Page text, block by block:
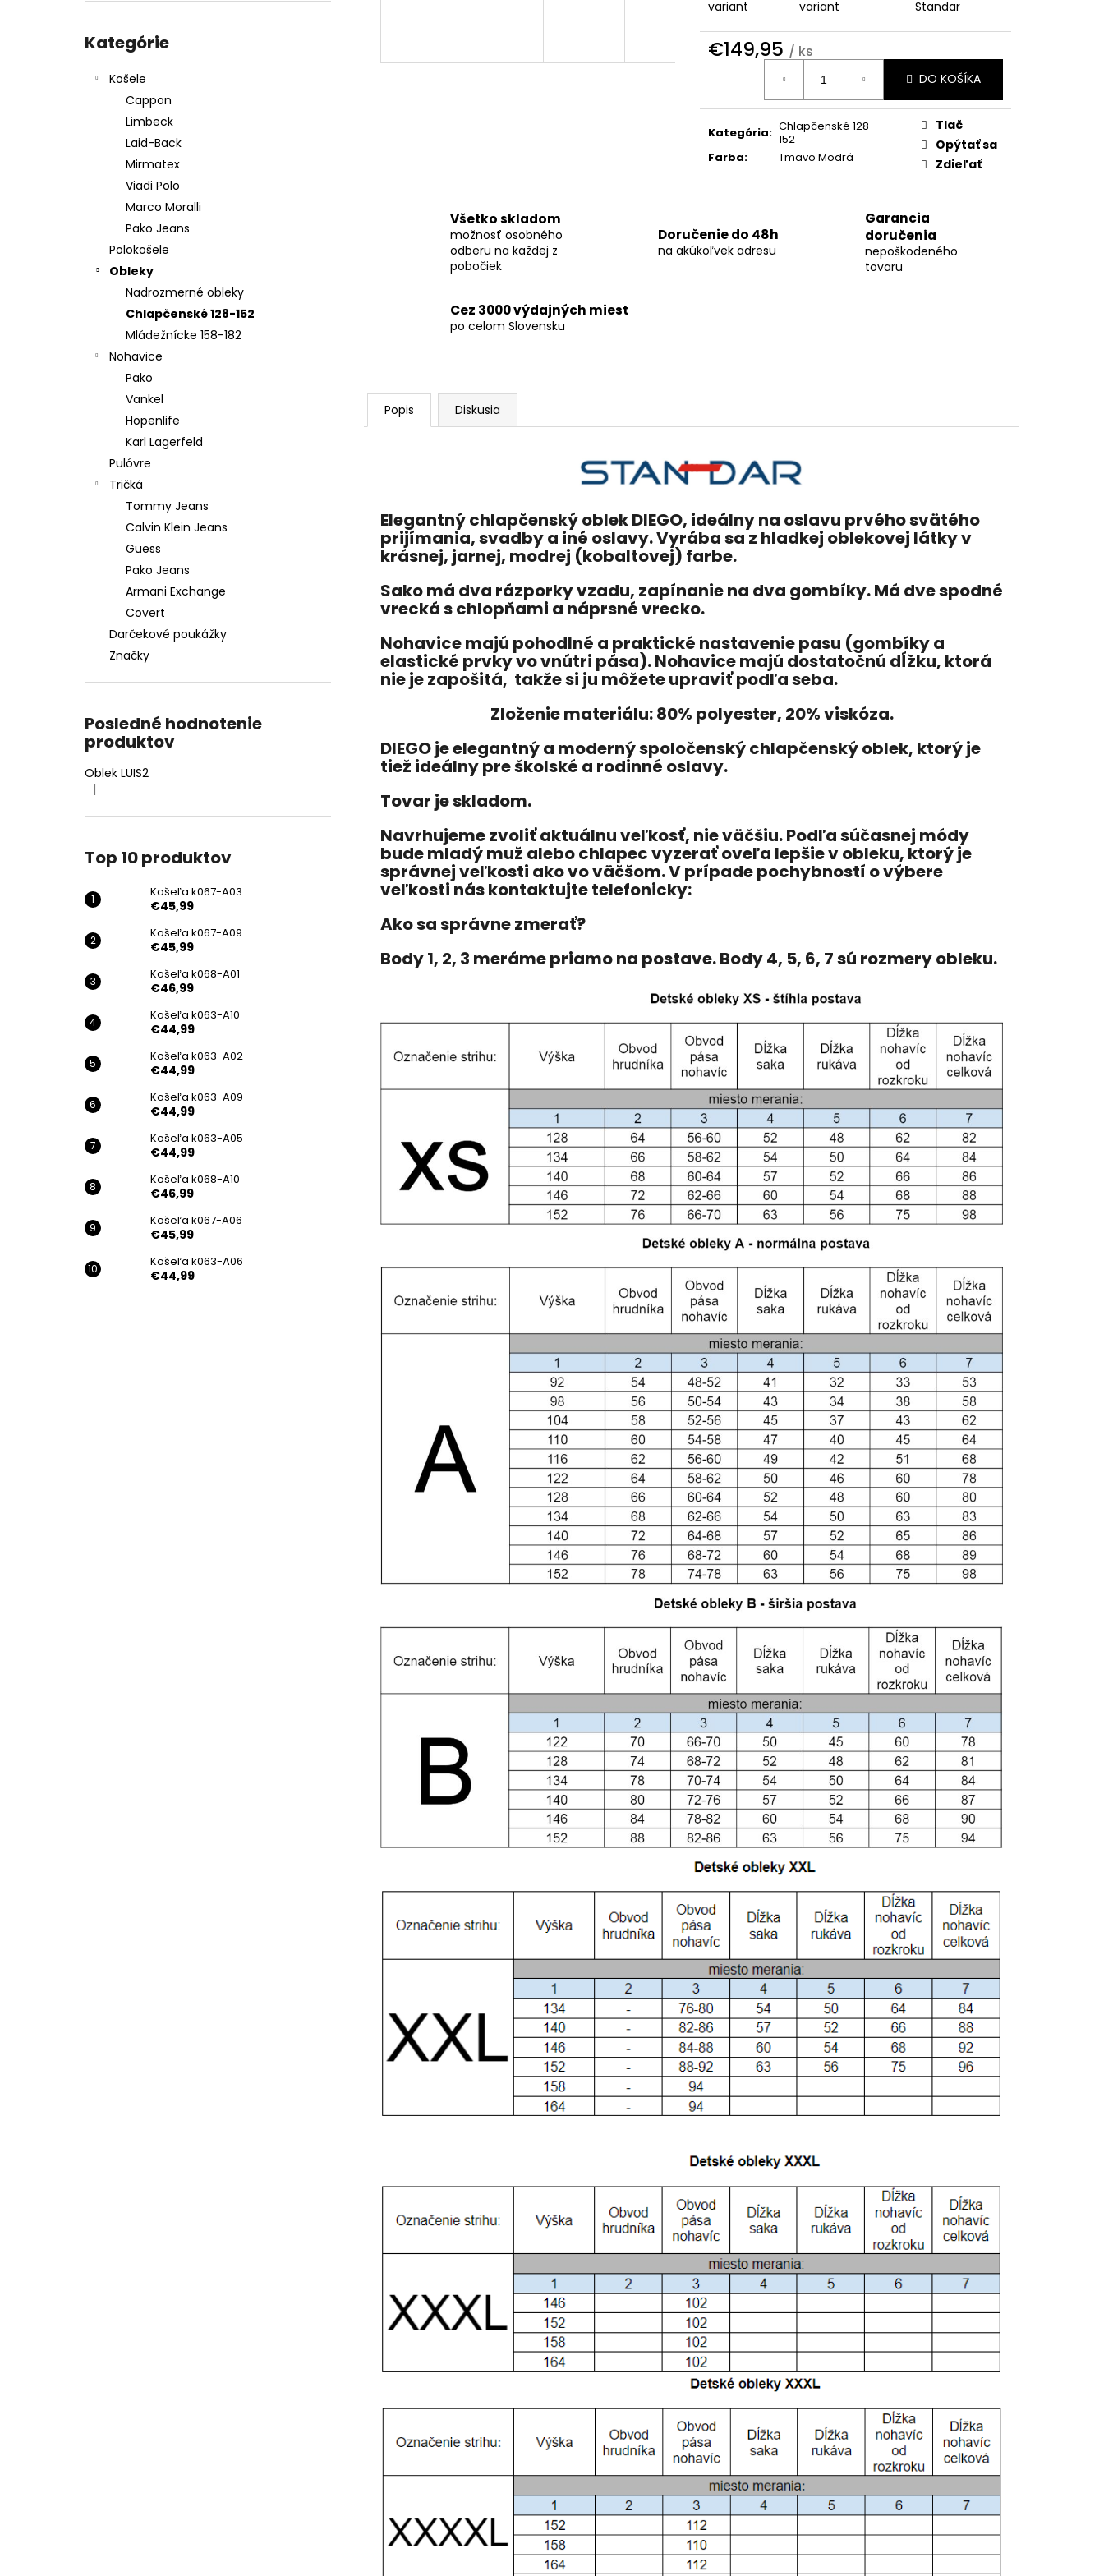
kategórie
Kategórie
Košele
Cappon
Limbeck
Laid-Back
Mirmatex
Viadi Polo
Marco Moralli
Pako Jeans
Polokošele
Obleky
Nadrozmerné obleky
Chlapčenské 128-152
Mládežnícke 158-182
Nohavice
Pako
Vankel
Hopenlife
Karl Lagerfeld
Pulóvre
Tričká
Tommy Jeans
Calvin Klein Jeans
Guess
Pako Jeans
Armani Exchange
Covert
Darčekové poukážky
Značky
Posledné hodnotenie
produktov
Oblek LUIS2
Hodnotenie produktu je 4 z 5 hviezdičiek.
|
Top 10 produktov
Košeľa k067-A03
€45,99
Košeľa k067-A09
€45,99
Košeľa k068-A01
€46,99
Košeľa k063-A10
€44,99
Košeľa k063-A02
€44,99
Košeľa k063-A09
€44,99
Košeľa k063-A05
€44,99
Košeľa k068-A10
€46,99
Košeľa k067-A06
€45,99
Košeľa k063-A06
€44,99
variant
variant
Standar
€149,95 / ks
Jednotková
DO KOŠÍKA
Kategória: Chlapčenské 128-
152
Farba: Tmavo Modrá
Tlač
Opýtať sa
Zdieľať
Všetko skladom
možnosť osobného
odberu na každej z
pobočiek
Doručenie do 48h
na akúkoľvek adresu
Garancia
doručenia
nepoškodeného
tovaru
Cez 3000 výdajných miest
po celom Slovensku
Popis Diskusia
Elegantný chlapčenský oblekDIEGO, ideálny na oslavu prvého svätého
prijímania, svadby a iné oslavy. Vyrába sa z hladkej oblekovej látky v
krásnej, jarnej, modrej (kobaltovej) farbe.
Sako má dva rázporky vzadu, zapínanie na dva gombíky. Má dve spodné
vrecká s chlopňami a náprsné vrecko.
Nohavice majú pohodlné a praktické nastavenie pasu (gombíky a
elastické prvky vo vnútri pása). Nohavice majú dostatočnú dĺžku, ktorá
nie je zapošitá, takže si ju môžete upraviť podľa seba.
Zloženie materiálu: 80% polyester, 20% viskóza.
DIEGOje elegantný a moderný spoločenský chlapčenský oblek, ktorý je
tiež ideálny pre školské a rodinné oslavy.
Tovar je skladom.
Navrhujeme zvoliť aktuálnu veľkosť, nie väčšiu. Podľa súčasnej módy
bude mladý muž alebo chlapec vyzerať oveľa lepšie v obleku, ktorý je
správnej veľkosti ako vo väčšom. V prípade pochybností o výbere
veľkosti nás kontaktujte telefonicky:
Ako sa správne zmerať?
Body 1, 2, 3 meráme priamo na postave. Body 4, 5, 6, 7 sú rozmery obleku.
KOŠEĽA K067-A03
KOŠEĽA K068-A01